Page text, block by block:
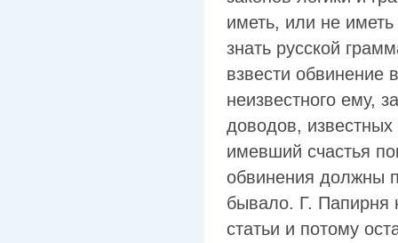
иметь, или не
знать русской
взвести обвинение
неизвестного ему,
доводов, известных
имевший счастья
обвинения должны
бывало. Г. Папирня
статьи и потому